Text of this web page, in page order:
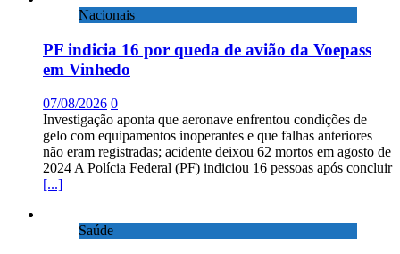
Nacionais
PF indicia 16 por queda de avião da Voepass
em Vinhedo
07/08/2026 0
Investigação aponta que aeronave enfrentou condições de
gelo com equipamentos inoperantes e que falhas anteriores
não eram registradas; acidente deixou 62 mortos em agosto de
2024 A Polícia Federal (PF) indiciou 16 pessoas após concluir
[...]
Saúde